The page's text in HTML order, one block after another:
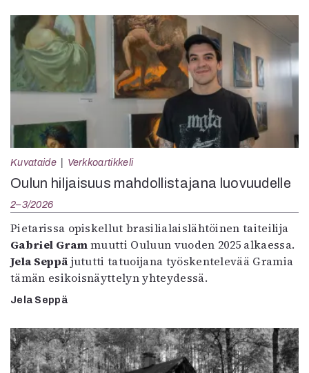
Kuvataide Verkkoartikkeli
Oulun hiljaisuus mahdollistajana luovuudelle
2–3/2026
Pietarissa opiskellut brasilialaislähtöinen taiteilija
Gabriel Grammuutti Ouluun vuoden 2025 alkaessa.
Jela Seppä jututti tatuoijana työskentelevää Gramia
tämän esikoisnäyttelyn yhteydessä.
Jela Seppä